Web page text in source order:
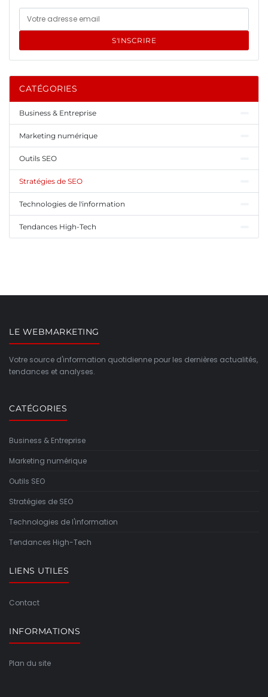
S'INSCRIRE
CATÉGORIES
Business & Entreprise
Marketing numérique
Outils SEO
Stratégies de SEO
Technologies de l'information
Tendances High-Tech
LE WEBMARKETING
Votre source d'information quotidienne pour les dernières actualités,
tendances et analyses.
CATÉGORIES
Business & Entreprise
Marketing numérique
Outils SEO
Stratégies de SEO
Technologies de l'information
Tendances High-Tech
LIENS UTILES
Contact
INFORMATIONS
Plan du site